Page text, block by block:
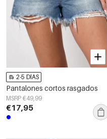
2-5 DÍAS
Pantalones cortos rasgados
MSRP €49,99
€17,95